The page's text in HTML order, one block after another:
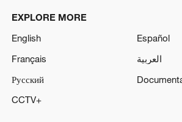
EXPLORE MORE
English
Español
Français
العربية
Русский
CCTV+